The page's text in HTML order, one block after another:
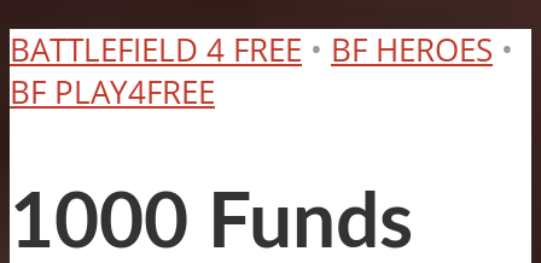
BATTLEFIELD 4 FREE • BF HEROES •
BF PLAY4FREE
1000 Funds